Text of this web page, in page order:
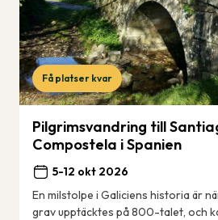
Få platser kvar
Pilgrimsvandring till
Compostela i Spanien
5-12 okt 2026
En milstolpe i Galiciens historia är
grav upptäcktes på 800-talet, och